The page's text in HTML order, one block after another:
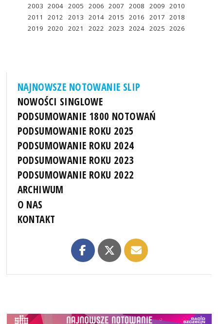
2003 2004 2005 2006 2007 2008 2009 2010
2011
2012 2013 2014 2015 2016 2017 2018
2019 2020 2021 2022 2023 2024 2025 2026
NAJNOWSZE NOTOWANIE SLIP
NOWOŚCI SINGLOWE
PODSUMOWANIE 1800 NOTOWAŃ
PODSUMOWANIE ROKU 2025
PODSUMOWANIE ROKU 2024
PODSUMOWANIE ROKU 2023
PODSUMOWANIE ROKU 2022
ARCHIWUM
O NAS
KONTAKT